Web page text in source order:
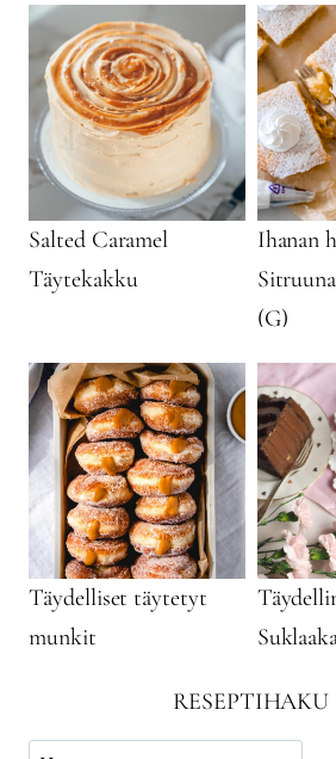
Salted Caramel
Täytekakku
Ihanan
(G)
Täydelliset täytetyt
munkit
RESEPTIHAKU
Käytä